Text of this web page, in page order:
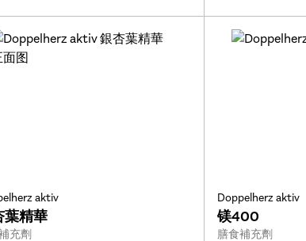
aktiv
葉精華
充劑
Doppelherz aktiv
镁400
Type:
膳食補充劑